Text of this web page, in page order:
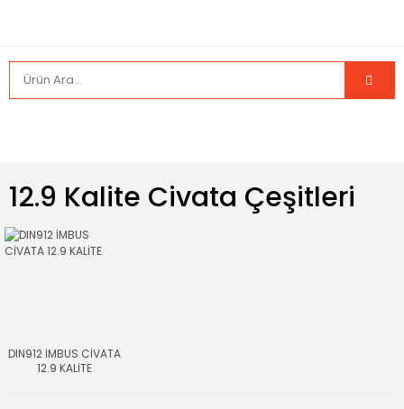
12.9 Kalite Civata Çeşitleri
DIN912 İMBUS CİVATA
12.9 KALİTE